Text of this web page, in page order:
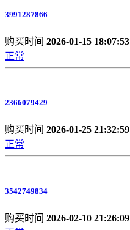
3991287866
购买时间 2026-01-15 18:07:53
正常
2366079429
购买时间 2026-01-25 21:32:59
正常
3542749834
购买时间 2026-02-10 21:26:09